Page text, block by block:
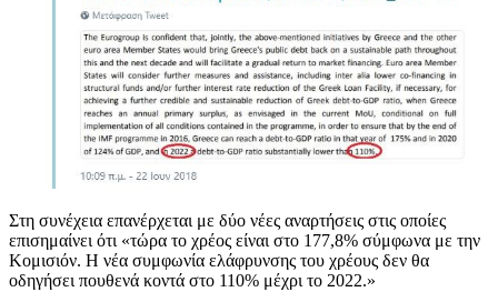
Στη συνέχεια επανέρχεται με δύο νέες αναρτήσεις στις οποίες
επισημαίνει ότι «τώρα το χρέος είναι στο 177,8% σύμφωνα με την
Κομισιόν. Η νέα συμφωνία ελάφρυνσης του χρέους δεν θα
οδηγήσει πουθενά κοντά στο 110% μέχρι το 2022.»